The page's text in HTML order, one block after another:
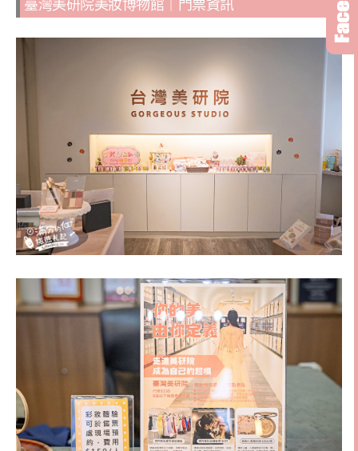
臺灣美研院美妝博物館｜門票資訊